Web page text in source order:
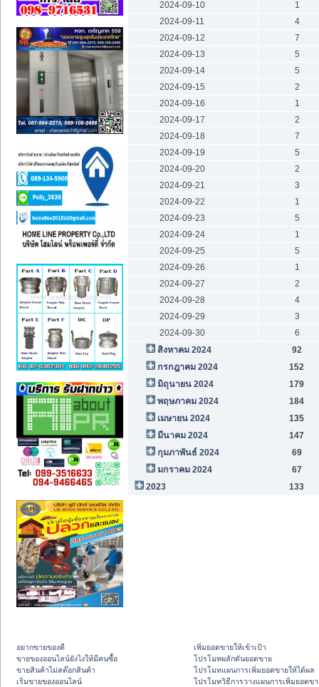
2024-09-10
1
2024-09-11
4
2024-09-12
7
2024-09-13
5
2024-09-14
5
2024-09-15
2
2024-09-16
1
2024-09-17
2
2024-09-18
7
2024-09-19
5
2024-09-20
2
2024-09-21
3
2024-09-22
1
2024-09-23
5
2024-09-24
1
2024-09-25
5
2024-09-26
1
2024-09-27
2
2024-09-28
4
2024-09-29
3
2024-09-30
6
สิงหาคม 2024
92
กรกฎาคม 2024
152
มิถุนายน 2024
179
พฤษภาคม 2024
184
เมษายน 2024
135
มีนาคม 2024
147
กุมภาพันธ์ 2024
69
มกราคม 2024
67
2023
133
อยากขายของดี
ขายของออนไลน์ยังไงให้มีคนซื้อ
ขายสินค้าไม่สต๊อกสินค้า
เริ่มขายของออนไลน์
เพิ่มยอดขายให้เข้าเป้า
โปรโมทผลักดันยอดขาย
โปรโมทแผนการเพิ่มยอดขายให้ได้ผล
โปรโมทวิธีการวางแผนการเพิ่มยอดข